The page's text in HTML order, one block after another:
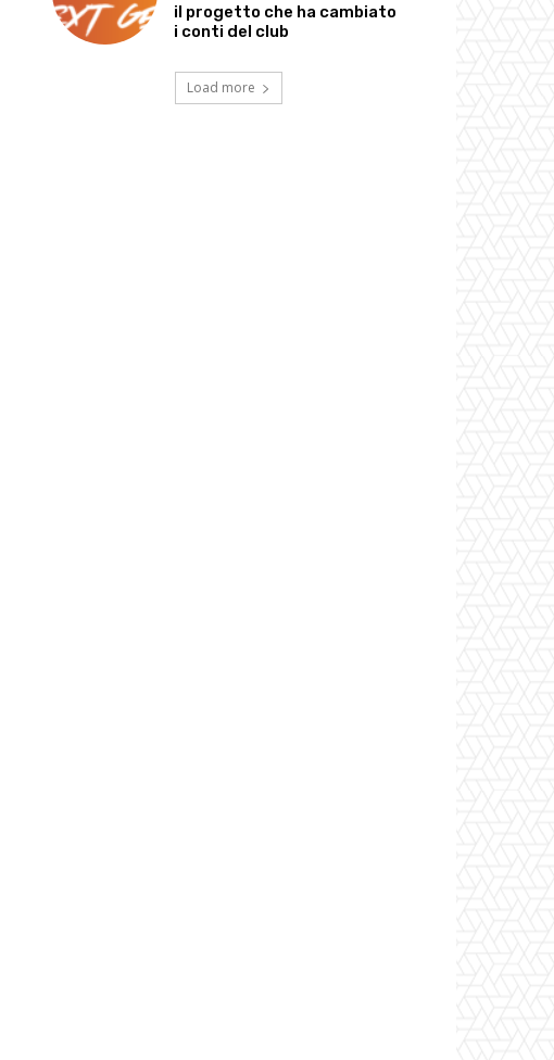
il progetto che ha cambiato
i conti del club
Load more